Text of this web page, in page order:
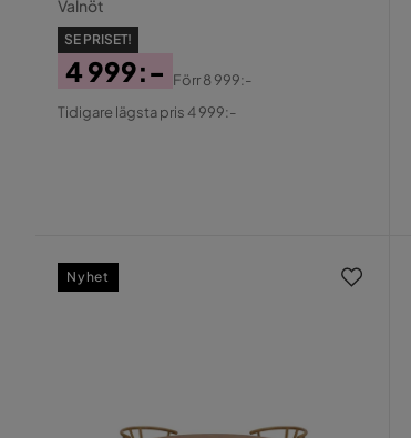
Valnöt
SE PRISET!
Pris
4 999:-
Original
Förr8 999:-
Tidigare lägsta pris 4 999:-
Nyhet